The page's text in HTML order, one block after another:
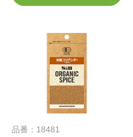
品番：18481